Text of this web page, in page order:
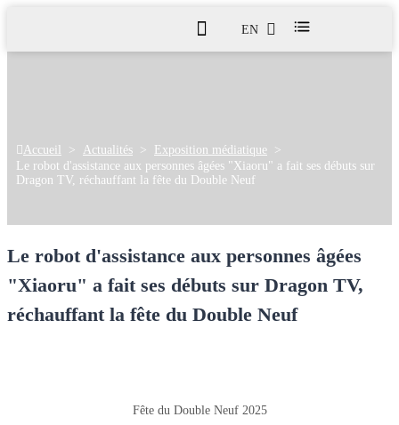
EN
Accueil > Actualités > Exposition médiatique >
Le robot d'assistance aux personnes âgées "Xiaoru" a fait ses débuts sur
Dragon TV, réchauffant la fête du Double Neuf
Le robot d'assistance aux personnes âgées
"Xiaoru" a fait ses débuts sur Dragon TV,
réchauffant la fête du Double Neuf
Fête du Double Neuf 2025